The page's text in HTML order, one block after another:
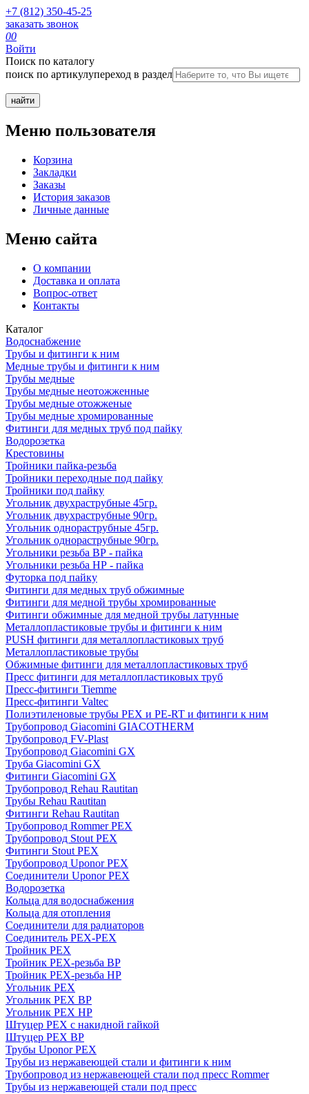
+7 (812) 350-45-25
заказать звонок
00
Войти
Поиск по каталогу
поиск по артикулупереход в раздел
Меню пользователя
Корзина
Закладки
Заказы
История заказов
Личные данные
Меню сайта
О компании
Доставка и оплата
Вопрос-ответ
Контакты
Каталог
Водоснабжение
Трубы и фитинги к ним
Медные трубы и фитинги к ним
Трубы медные
Трубы медные неотожженные
Трубы медные отожженые
Трубы медные хромированные
Фитинги для медных труб под пайку
Водорозетка
Крестовины
Тройники пайка-резьба
Тройники переходные под пайку
Тройники под пайку
Угольник двухраструбные 45гр.
Угольник двухраструбные 90гр.
Угольник однораструбные 45гр.
Угольник однораструбные 90гр.
Угольники резьба ВР - пайка
Угольники резьба НР - пайка
Футорка под пайку
Фитинги для медных труб обжимные
Фитинги для медной трубы хромированные
Фитинги обжимные для медной трубы латунные
Металлопластиковые трубы и фитинги к ним
PUSH фитинги для металлопластиковых труб
Металлопластиковые трубы
Обжимные фитинги для металлопластиковых труб
Пресс фитинги для металлопластиковых труб
Пресс-фитинги Tiemme
Пресс-фитинги Valtec
Полиэтиленовые трубы PEX и PE-RT и фитинги к ним
Трубопровод Giacomini GIACOTHERM
Трубопровод FV-Plast
Трубопровод Giacomini GX
Труба Giacomini GX
Фитинги Giacomini GX
Трубопровод Rehau Rautitan
Трубы Rehau Rautitan
Фитинги Rehau Rautitan
Трубопровод Rommer PEX
Трубопровод Stout PEX
Фитинги Stout PEX
Трубопровод Uponor PEX
Соединители Uponor PEX
Водорозетка
Кольца для водоснабжения
Кольца для отопления
Соединители для радиаторов
Соединитель PEX-PEX
Тройник PEX
Тройник PEX-резьба ВР
Тройник PEX-резьба НР
Угольник PEX
Угольник PEX ВР
Угольник PEX НР
Штуцер PEX c накидной гайкой
Штуцер PEX ВР
Трубы Uponor PEX
Трубы из нержавеющей стали и фитинги к ним
Трубопровод из нержавеющей стали под пресс Rommer
Трубы из нержавеющей стали под пресс